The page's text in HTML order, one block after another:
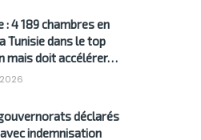
: 4 189 chambres en
Tunisie dans le top
mais doit accélérer…
gouvernorats déclarés
indemnisation